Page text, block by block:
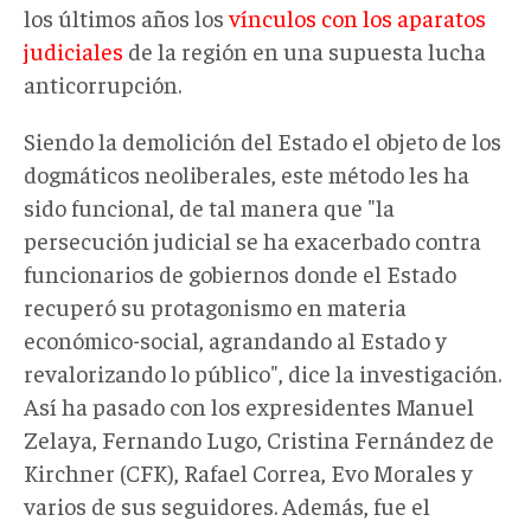
los últimos años losvínculos con los aparatos
judiciales de la región en una supuesta lucha
anticorrupción.
Siendo la demolición del Estado el objeto de los
dogmáticos neoliberales, este método les ha
sido funcional, de tal manera que "la
persecución judicial se ha exacerbado contra
funcionarios de gobiernos donde el Estado
recuperó su protagonismo en materia
económico-social, agrandando al Estado y
revalorizando lo público", dice la investigación.
Así ha pasado con los expresidentes Manuel
Zelaya, Fernando Lugo, Cristina Fernández de
Kirchner (CFK), Rafael Correa, Evo Morales y
varios de sus seguidores. Además, fue el